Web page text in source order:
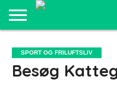
FRILUFTSLIV
COMPUTER
OG IT
OG
SJOV
ELEKTRONIK
MAD OG
SUNDHED
UDDANNELSE
OG LEDELSE
SPORT OG FRILUFTSLIV
Besøg